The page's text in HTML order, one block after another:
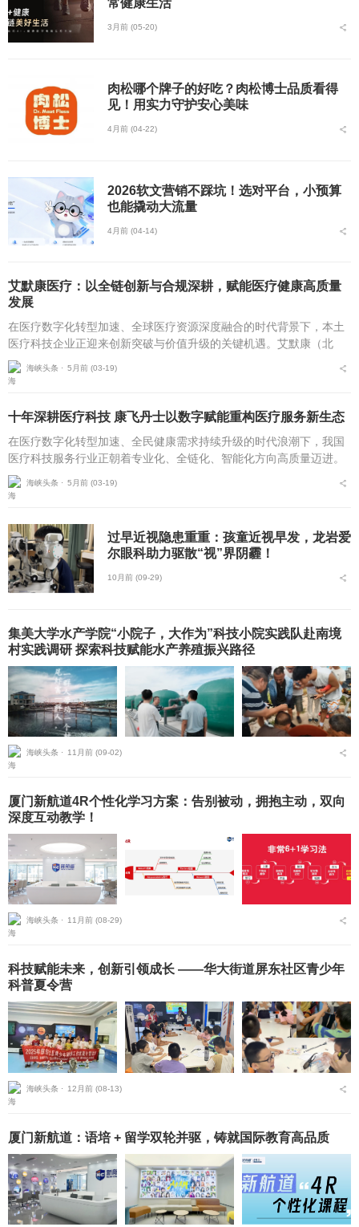
常健康生活
3月前 (05-20)
肉松哪个牌子的好吃？肉松博士品质看得
见！用实力守护安心美味
4月前 (04-22)
2026软文营销不踩坑！选对平台，小预算
也能撬动大流量
4月前 (04-14)
艾默康医疗：以全链创新与合规深耕，赋能医疗健康高质量
发展
在医疗数字化转型加速、全球医疗资源深度融合的时代背景下，本土
医疗科技企业正迎来创新突破与价值升级的关键机遇。艾默康（北
京）医疗科技有限公司自2020年10月成立以来，坚守技术赋能医疗，
服务守护健康的初...
海峡头条 ⋅ 5月前 (03-19)
十年深耕医疗科技 康飞丹士以数字赋能重构医疗服务新生态
在医疗数字化转型加速、全民健康需求持续升级的时代浪潮下，我国
医疗科技服务行业正朝着专业化、全链化、智能化方向高质量迈进。
自2016年5月成立以来，北京康飞丹士科技发展有限公司深耕医疗科
技服务近十载，以...
海峡头条 ⋅ 5月前 (03-19)
过早近视隐患重重：孩童近视早发，龙岩爱
尔眼科助力驱散“视”界阴霾！
10月前 (09-29)
集美大学水产学院“小院子，大作为”科技小院实践队赴南境
村实践调研 探索科技赋能水产养殖振兴路径
海峡头条 ⋅ 11月前 (09-02)
厦门新航道4R个性化学习方案：告别被动，拥抱主动，双向
深度互动教学！
海峡头条 ⋅ 11月前 (08-29)
科技赋能未来，创新引领成长 ——华大街道屏东社区青少年
科普夏令营
海峡头条 ⋅ 12月前 (08-13)
厦门新航道：语培 + 留学双轮并驱，铸就国际教育高品质